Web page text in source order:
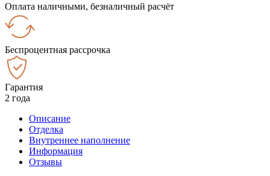
Оплата наличными, безналичный расчёт
Беспроцентная рассрочка
Гарантия
2 года
Описание
Отделка
Внутреннее наполнение
Информация
Отзывы